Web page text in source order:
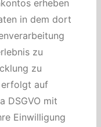
erheben
in dem dort
zu
zu
erfolgt auf
DSGVO mit
Einwilligung